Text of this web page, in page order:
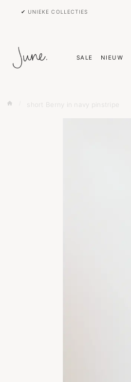
✔ UNIEKE COLLECTIES
SALE NIEUW
short Berny in navy pinstripe